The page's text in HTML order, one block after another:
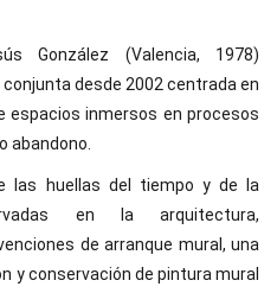
González (Valencia, 1978)
desde 2002 centrada en
espacios inmersos en procesos
abandono.
las huellas del tiempo y de la
en la arquitectura,
de arranque mural, una
y conservación de pintura mural